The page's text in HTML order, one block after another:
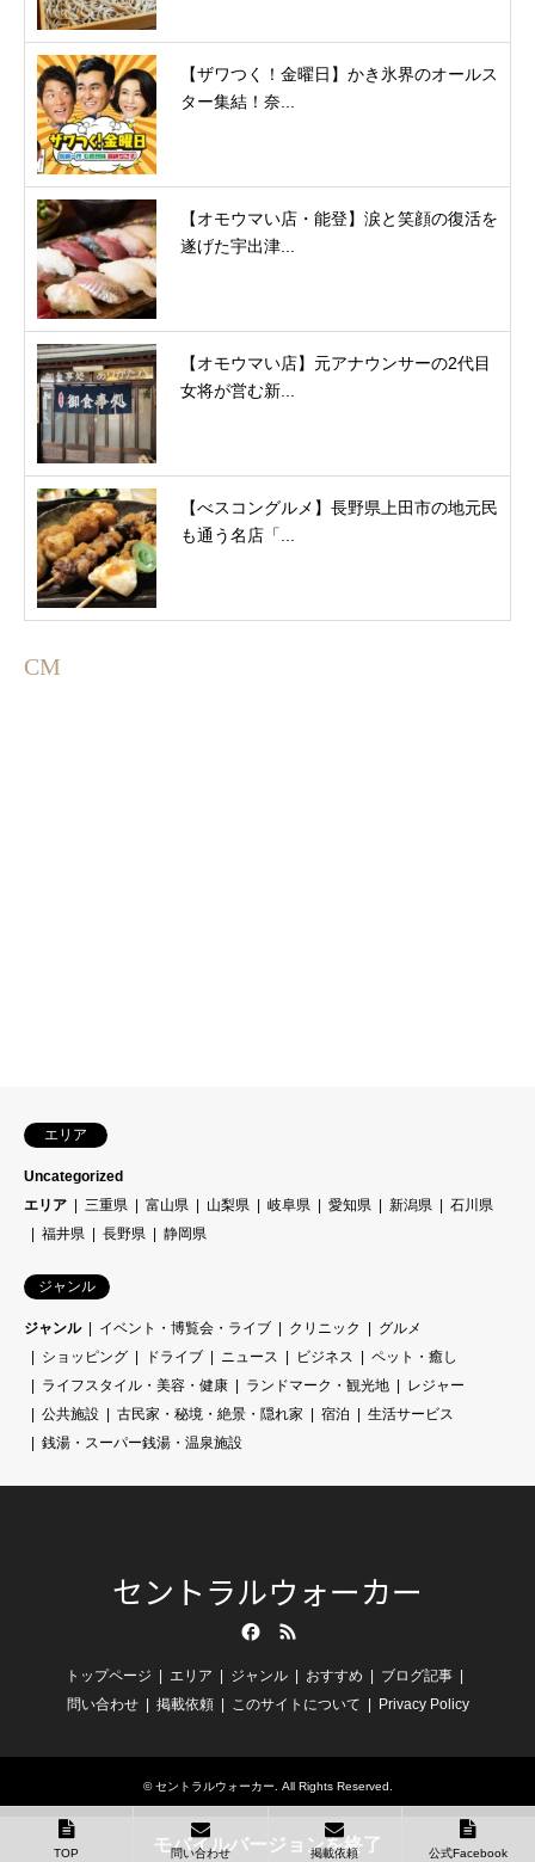
【ザワつく！金曜日】かき氷界のオールス
ター集結！奈...
【オモウマい店・能登】涙と笑顔の復活を
遂げた宇出津...
【オモウマい店】元アナウンサーの2代目
女将が営む新...
【べスコングルメ】長野県上田市の地元民
も通う名店「...
CM
エリア
Uncategorized
エリア
三重県 富山県 山梨県 岐阜県 愛知県 新潟県
石川県
福井県
長野県 静岡県
ジャンル
ジャンル イベント・博覧会・ライブ クリニック
グルメ
ショッピング
ドライブ ニュース ビジネス
ペット・癒し
ライフスタイル・美容・健康
ランドマーク・観光地
レジャー
公共施設
古民家・秘境・絶景・隠れ家 宿泊
生活サービス
銭湯・スーパー銭湯・温泉施設
セントラルウォーカー
トップページ エリア ジャンル おすすめ
ブログ記事
問い合わせ
掲載依頼 このサイトについて Privacy Policy
©セントラルウォーカー . All Rights Reserved.
TOP 問い合わせ 掲載依頼 公式Facebook
モバイルバージョンを終了